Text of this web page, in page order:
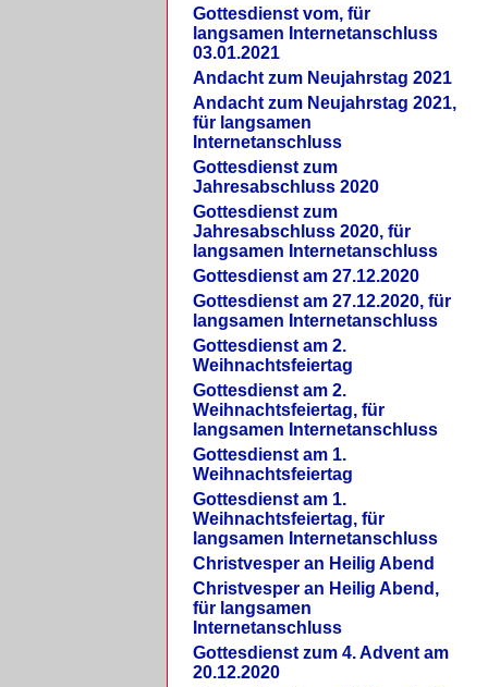
Gottesdienst vom, für
langsamen Internetanschluss
03.01.2021
Andacht zum Neujahrstag 2021
Andacht zum Neujahrstag 2021,
für langsamen
Internetanschluss
Gottesdienst zum
Jahresabschluss 2020
Gottesdienst zum
Jahresabschluss 2020, für
langsamen Internetanschluss
Gottesdienst am 27.12.2020
Gottesdienst am 27.12.2020, für
langsamen Internetanschluss
Gottesdienst am 2.
Weihnachtsfeiertag
Gottesdienst am 2.
Weihnachtsfeiertag, für
langsamen Internetanschluss
Gottesdienst am 1.
Weihnachtsfeiertag
Gottesdienst am 1.
Weihnachtsfeiertag, für
langsamen Internetanschluss
Christvesper an Heilig Abend
Christvesper an Heilig Abend,
für langsamen
Internetanschluss
Gottesdienst zum 4. Advent am
20.12.2020